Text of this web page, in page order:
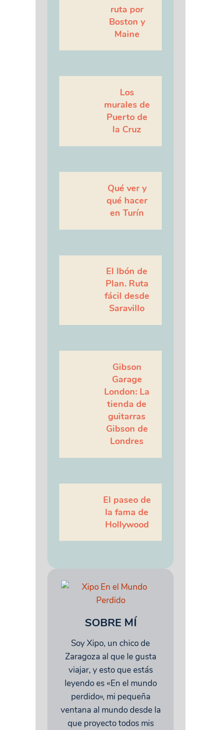
ruta por
Boston y
Maine
Los
murales de
Puerto de
la Cruz
Qué ver y
qué hacer
en Turín
El Ibón de
Plan. Ruta
fácil desde
Saravillo
Gibson
Garage
London: La
tienda de
guitarras
Gibson de
Londres
El paseo de
la fama de
Hollywood
SOBRE MÍ
Soy Xipo, un chico de
Zaragoza al que le gusta
viajar, y esto que estás
leyendo es «En el mundo
perdido», mi pequeña
ventana al mundo desde la
que proyecto todos mis